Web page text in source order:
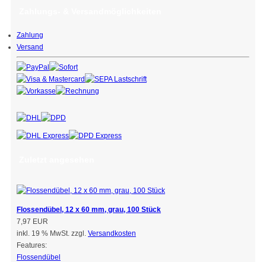
Zahlung
Versand
Flossendübel, 12 x 60 mm, grau, 100 Stück
7,97 EUR
inkl. 19 % MwSt. zzgl. Versandkosten
Features:
Flossendübel